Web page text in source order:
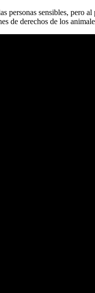
personas sensibles, pero
de derechos de los